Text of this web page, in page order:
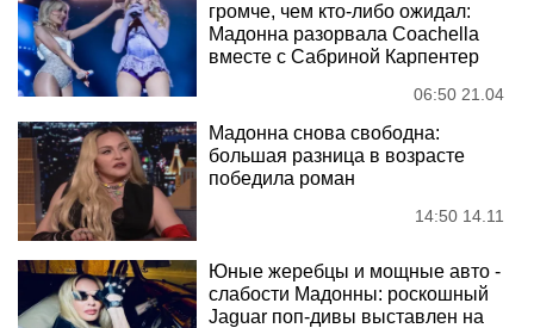
громче, чем кто-либо ожидал:
Мадонна разорвала Coachella
вместе с Сабриной Карпентер
06:50 21.04
Мадонна снова свободна:
большая разница в возрасте
победила роман
14:50 14.11
Юные жеребцы и мощные авто -
слабости Мадонны: роскошный
Jaguar поп-дивы выставлен на